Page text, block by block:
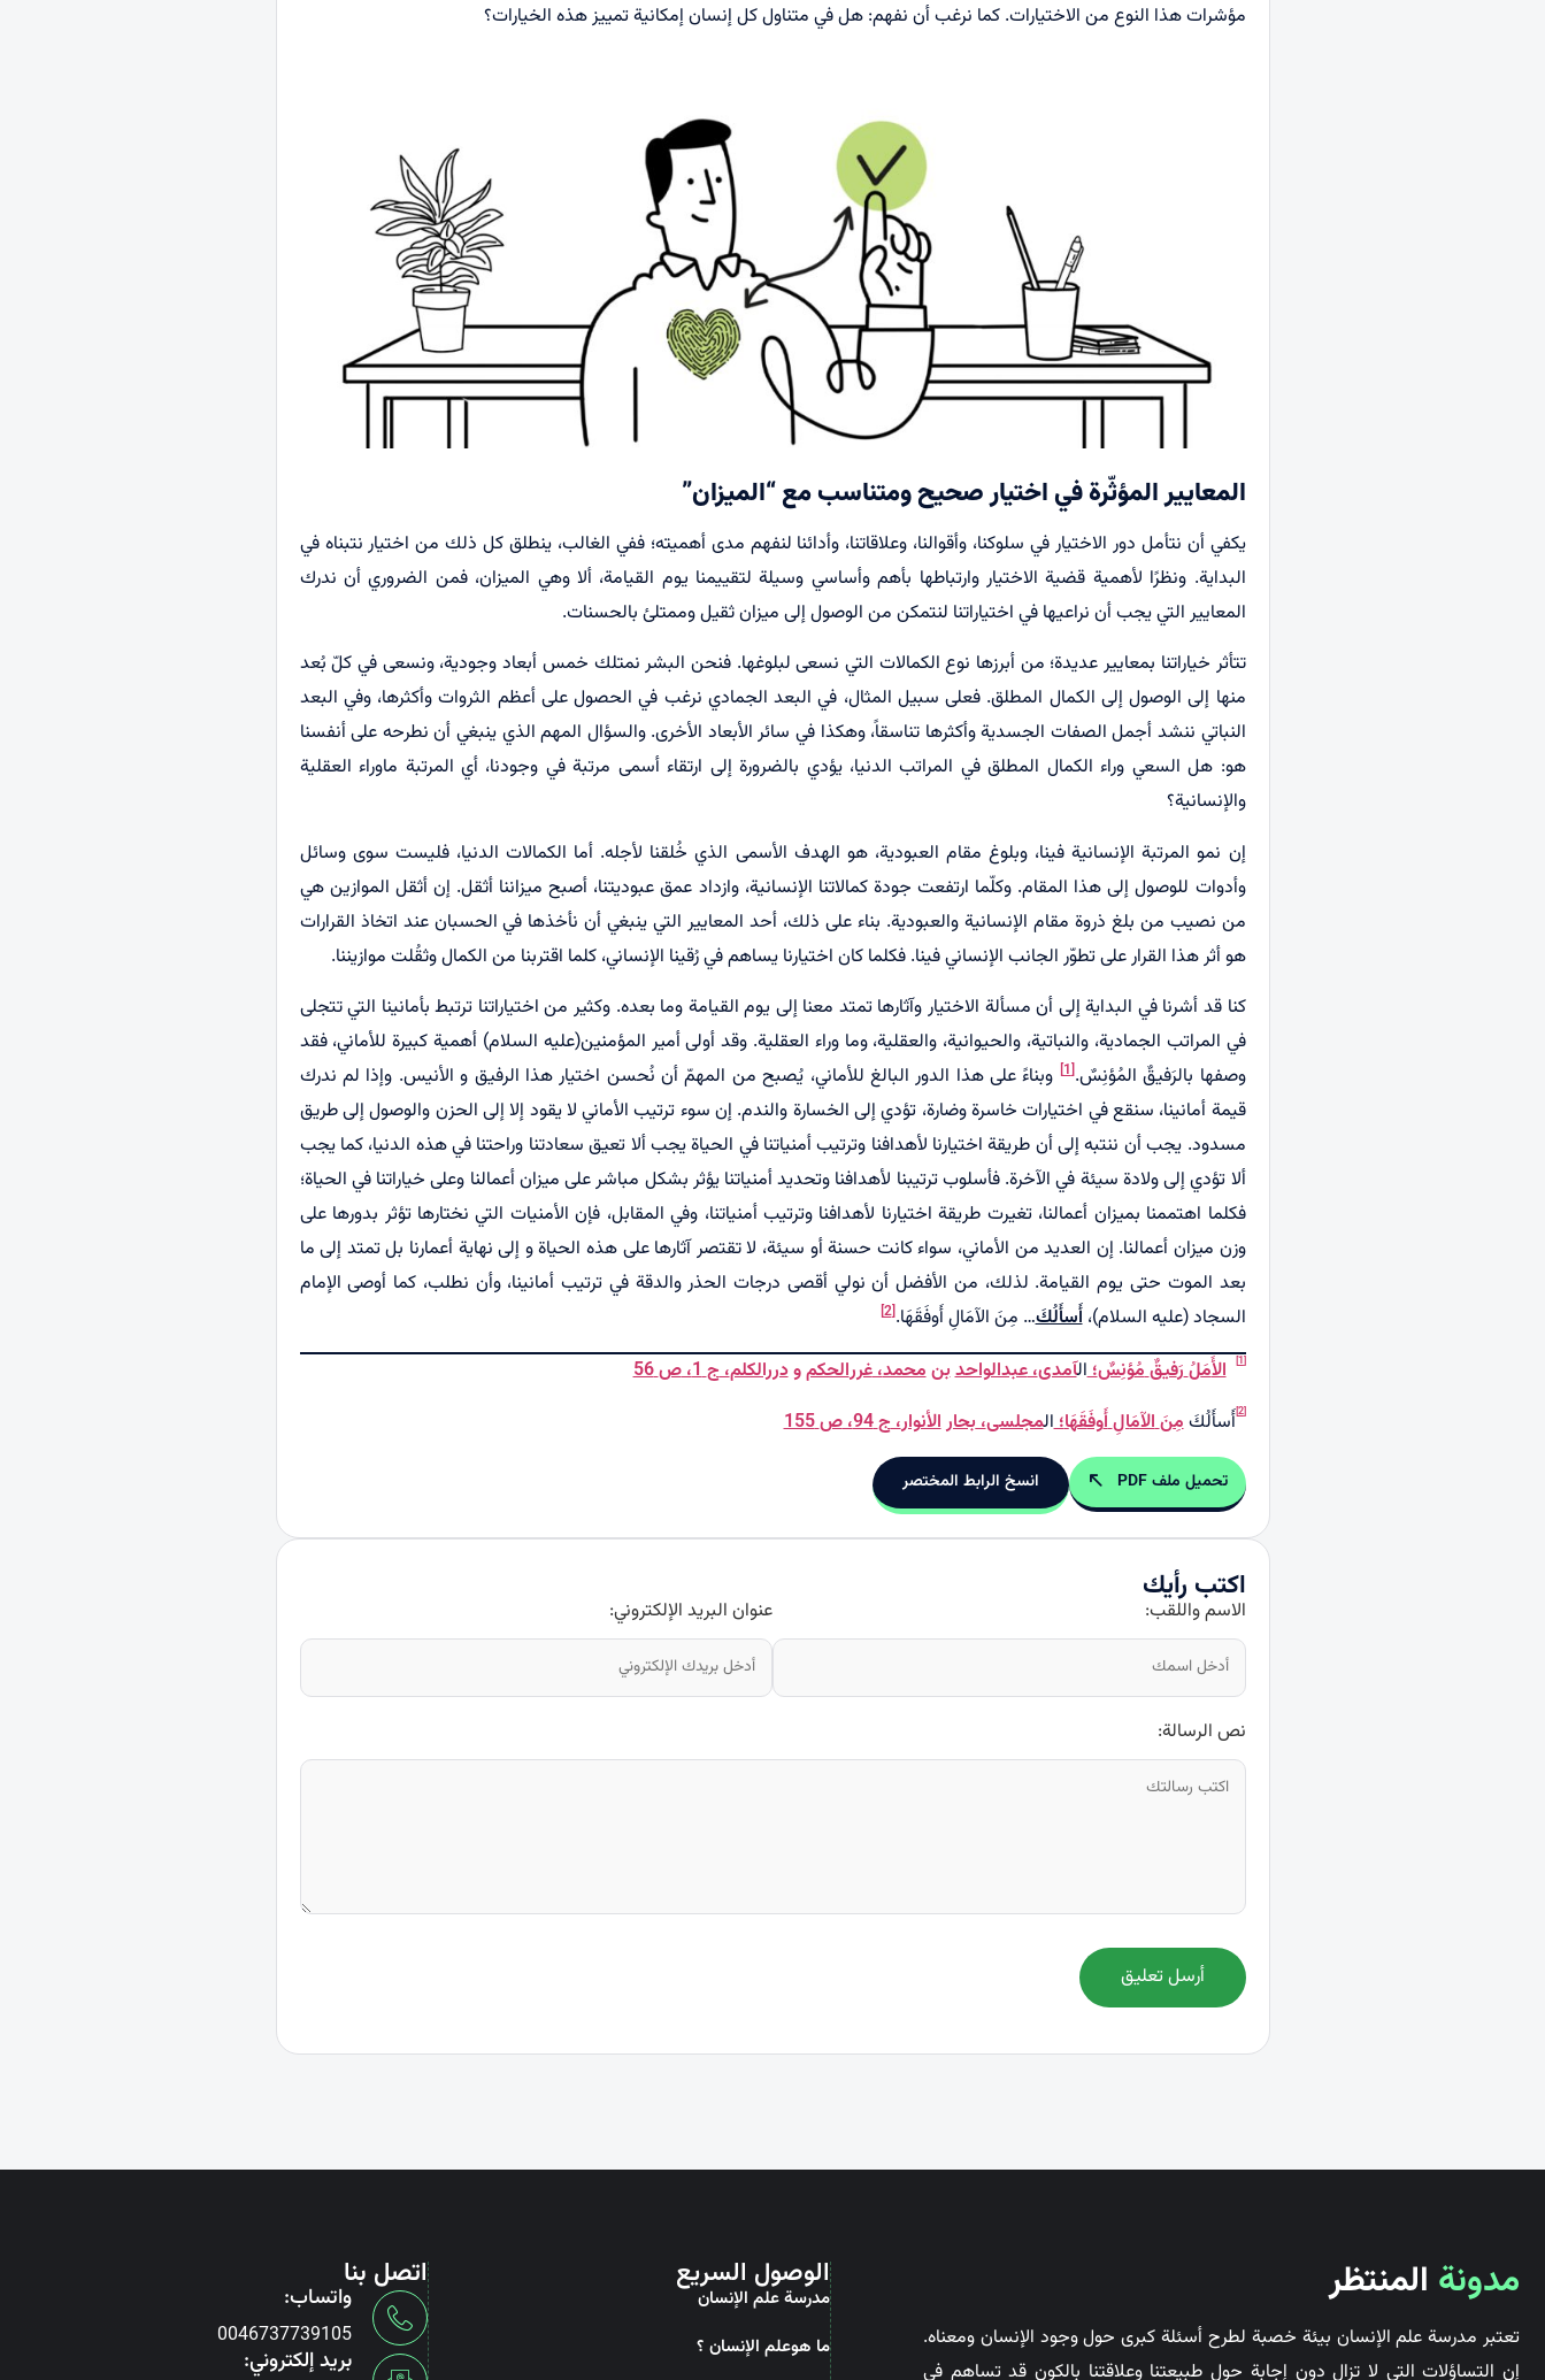
مؤشرات هذا النوع من الاختيارات. كما نرغب أن نفهم: هل في متناول كل إنسان إمكانية تمييز هذه الخيارات؟
المعايير المؤثّرة في اختيار صحيح ومتناسب مع “الميزان”
يكفي أن نتأمل دور الاختيار في سلوكنا، وأقوالنا، وعلاقاتنا، وأدائنا لنفهم مدى أهميته؛ ففي الغالب، ينطلق كل ذلك من اختيار نتبناه في
البداية. ونظرًا لأهمية قضية الاختيار وارتباطها بأهم وأساسي وسيلة لتقييمنا يوم القيامة، ألا وهي الميزان، فمن الضروري أن ندرك
المعايير التي يجب أن نراعيها في اختياراتنا لنتمكن من الوصول إلى ميزان ثقيل وممتلئ بالحسنات.
تتأثر خياراتنا بمعايير عديدة؛ من أبرزها نوع الكمالات التي نسعى لبلوغها. فنحن البشر نمتلك خمس أبعاد وجودية، ونسعى في كلّ بُعد
منها إلى الوصول إلى الكمال المطلق. فعلى سبيل المثال، في البعد الجمادي نرغب في الحصول على أعظم الثروات وأكثرها، وفي البعد
النباتي ننشد أجمل الصفات الجسدية وأكثرها تناسقاً، وهکذا في سائر الأبعاد الأخرى. والسؤال المهم الذي ينبغي أن نطرحه على أنفسنا
هو: هل السعي وراء الكمال المطلق في المراتب الدنيا، يؤدي بالضرورة إلى ارتقاء أسمى مرتبة في وجودنا، أي المرتبة ماوراء العقلية
والإنسانية؟
إن نمو المرتبة الإنسانية فينا، وبلوغ مقام العبودية، هو الهدف الأسمى الذي خُلقنا لأجله. أما الكمالات الدنيا، فليست سوى وسائل
وأدوات للوصول إلى هذا المقام. وكلّما ارتفعت جودة كمالاتنا الإنسانية، وازداد عمق عبوديتنا، أصبح ميزاننا أثقل. إن أثقل الموازين هي
من نصيب من بلغ ذروة مقام الإنسانية والعبودية. بناء على ذلك، أحد المعايير التي ينبغي أن نأخذها في الحسبان عند اتخاذ القرارات
هو أثر هذا القرار على تطوّر الجانب الإنساني فينا. فكلما كان اختيارنا يساهم في رُقينا الإنساني، كلما اقتربنا من الكمال وثقُلت موازيننا.
كنا قد أشرنا في البداية إلى أن مسألة الاختيار وآثارها تمتد معنا إلى يوم القيامة وما بعده. وكثير من اختياراتنا ترتبط بأمانينا التي تتجلى
في المراتب الجمادية، والنباتية، والحيوانية، والعقلية، وما وراء العقلية. وقد أولى أمير المؤمنين(عليه السلام) أهمية كبيرة للأماني، فقد
وصفها بالرَفيقٌ المُؤنِسٌ.[1]
وبناءً على هذا الدور البالغ للأماني، يُصبح من المهمّ أن نُحسن اختيار هذا الرفيق و الأنيس. وإذا لم ندرك
قيمة أمانينا، سنقع في اختيارات خاسرة وضارة، تؤدي إلى الخسارة والندم. إن سوء ترتيب الأماني لا يقود إلا إلى الحزن والوصول إلى طريق
مسدود. يجب أن ننتبه إلى أن طريقة اختيارنا لأهدافنا وترتيب أمنياتنا في الحياة يجب ألا تعيق سعادتنا وراحتنا في هذه الدنيا، كما يجب
ألا تؤدي إلى ولادة سيئة في الآخرة. فأسلوب ترتيبنا لأهدافنا وتحديد أمنياتنا يؤثر بشكل مباشر على ميزان أعمالنا وعلى خياراتنا في الحياة؛
فكلما اهتممنا بميزان أعمالنا، تغيرت طريقة اختيارنا لأهدافنا وترتيب أمنياتنا، وفي المقابل، فإن الأمنيات التي نختارها تؤثر بدورها على
وزن ميزان أعمالنا. إن العديد من الأماني، سواء كانت حسنة أو سيئة، لا تقتصر آثارها على هذه الحياة و إلى نهاية أعمارنا بل تمتد إلى ما
بعد الموت حتى يوم القيامة. لذلك، من الأفضل أن نولي أقصى درجات الحذر والدقة في ترتيب أمانينا، وأن نطلب، كما أوصى الإمام
السجاد (عليه السلام)،أَسأَلُكَ… مِنَ الآمَالِ أَوفَقَهَا.[2]
[1] الأملُرفيقٌمؤنسٌ؛الآمدی،عبدالواحدبنمحمد،غررالحکمودررالکلم،ج1، ص56
[2] أَسأَلُكَمنَالآمالِأوفقها؛المجلسی،بحارالأنوار،ج94، ص155
تحميل ملف PDF انسخ الرابط المختصر
اكتب رأيك
الاسم واللقب: عنوان البريد الإلكتروني:
نص الرسالة:
أرسل تعليق
مدونة المنتظر
تعتبر مدرسة علم الإنسان بيئة خصبة لطرح أسئلة كبرى حول وجود الإنسان ومعناه.
إن التساؤلات التي لا تزال دون إجابة حول طبيعتنا وعلاقتنا بالكون قد تساهم في
الوصول السريع
مدرسة علم الإنسان
ما هوعلم الإنسان ؟
اتصل بنا
واتساب:
0046737739105
بريد إلكتروني: